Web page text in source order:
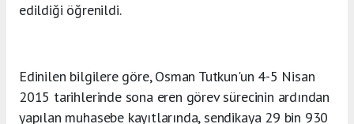
edildiği öğrenildi.
Edinilen bilgilere göre, Osman Tutkun'un 4-5 Nisan
2015 tarihlerinde sona eren görev sürecinin ardından
yapılan muhasebe kayıtlarında, sendikaya 29 bin 930